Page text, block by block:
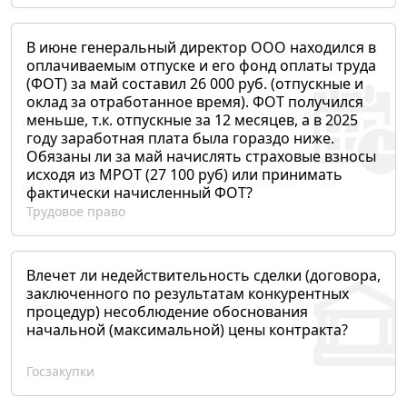
В июне генеральный директор ООО находился в
оплачиваемым отпуске и его фонд оплаты труда
(ФОТ) за май составил 26 000 руб. (отпускные и
оклад за отработанное время). ФОТ получился
меньше, т.к. отпускные за 12 месяцев, а в 2025
году заработная плата была гораздо ниже.
Обязаны ли за май начислять страховые взносы
исходя из МРОТ (27 100 руб) или принимать
фактически начисленный ФОТ?
Трудовое право
Влечет ли недействительность сделки (договора,
заключенного по результатам конкурентных
процедур) несоблюдение обоснования
начальной (максимальной) цены контракта?
Госзакупки